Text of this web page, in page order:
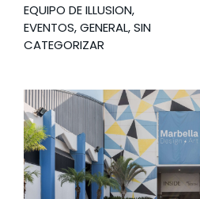
EQUIPO DE ILLUSION,
EVENTOS,GENERAL,SIN
CATEGORIZAR